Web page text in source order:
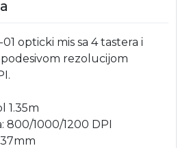
opticki mis sa 4 tastera i
rezolucijom
1.35m
800/1000/1200 DPI